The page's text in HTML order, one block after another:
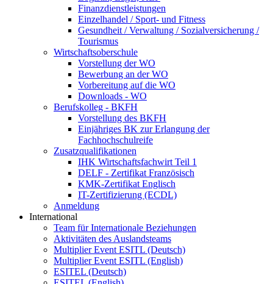
Finanzdienstleistungen
Einzelhandel / Sport- und Fitness
Gesundheit / Verwaltung / Sozialversicherung /
Tourismus
Wirtschaftsoberschule
Vorstellung der WO
Bewerbung an der WO
Vorbereitung auf die WO
Downloads - WO
Berufskolleg - BKFH
Vorstellung des BKFH
Einjähriges BK zur Erlangung der
Fachhochschulreife
Zusatzqualifikationen
IHK Wirtschaftsfachwirt Teil 1
DELF - Zertifikat Französisch
KMK-Zertifikat Englisch
IT-Zertifizierung (ECDL)
Anmeldung
International
Team für Internationale Beziehungen
Aktivitäten des Auslandsteams
Multiplier Event ESITL (Deutsch)
Multiplier Event ESITL (English)
ESITEL (Deutsch)